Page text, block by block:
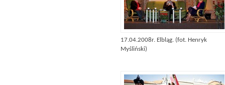
17.04.2008r. Elbląg. (fot. Henryk
Myśliński)